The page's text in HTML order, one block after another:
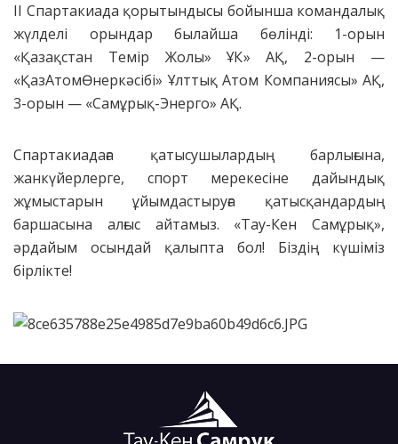
ІІ Спартакиада қорытындысы бойынша командалық
жүлделі орындар былайша бөлінді: 1-орын
«Қазақстан Темір Жолы» ҰК» АҚ, 2-орын —
«ҚазАтомӨнеркәсібі» Ұлттық Атом Компаниясы» АҚ,
3-орын — «Самұрық-Энерго» АҚ.
Спартакиадаға қатысушылардың барлығына,
жанкүйерлерге, спорт мерекесіне дайындық
жұмыстарын ұйымдастыруға қатысқандардың
баршасына алғыс айтамыз. «Тау-Кен Самұрық»,
әрдайым осындай қалыпта бол! Біздің күшіміз
бірлікте!